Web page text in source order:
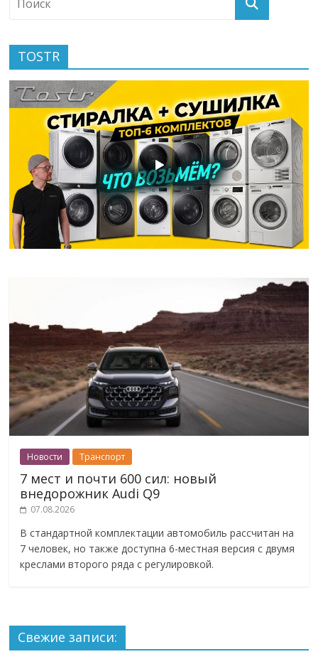
TOSTR
Новости Транспорт
7 мест и почти 600 сил: новый
внедорожник Audi Q9
07.08.2026
В стандартной комплектации автомобиль рассчитан на
7 человек, но также доступна 6-местная версия с двумя
креслами второго ряда с регулировкой.
Свежие записи: